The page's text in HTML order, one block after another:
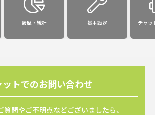
履歴・統計 基本設定 チャッ
ットでのお問い合わせ
問やご不明点などございましたら、